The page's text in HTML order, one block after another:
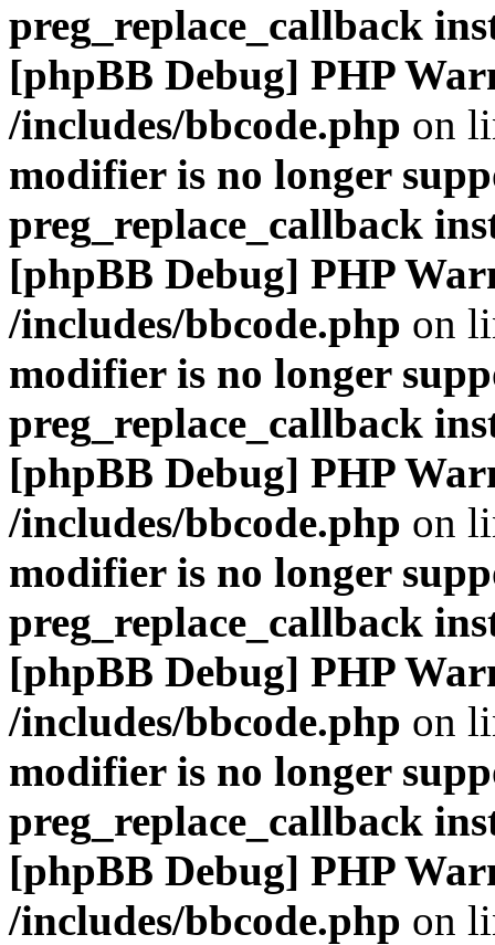
preg_replace_callback
[phpBB Debug] PHP
/includes/bbcode.php on
modifier is no longer
preg_replace_callback
[phpBB Debug] PHP
/includes/bbcode.php on
modifier is no longer
preg_replace_callback
[phpBB Debug] PHP
/includes/bbcode.php on
modifier is no longer
preg_replace_callback
[phpBB Debug] PHP
/includes/bbcode.php on
modifier is no longer
preg_replace_callback
[phpBB Debug] PHP
/includes/bbcode.php on